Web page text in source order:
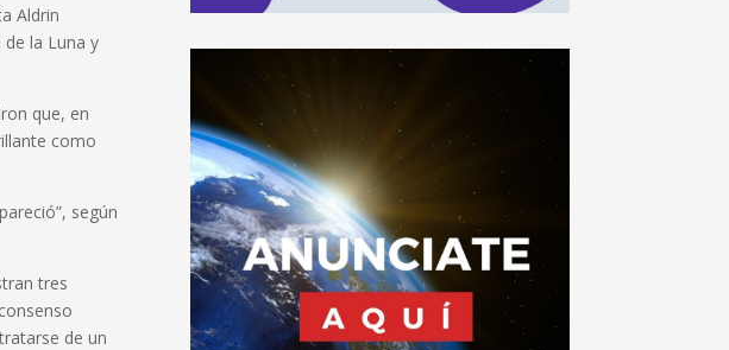
Aldrin
la Luna y
que, en
como
según
tres
de un